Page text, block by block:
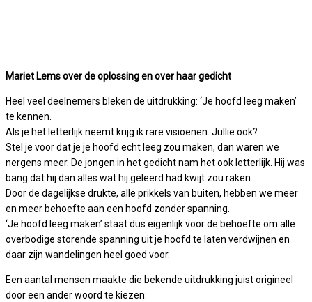
Mariet Lems over de oplossing en over haar gedicht
Heel veel deelnemers bleken de uitdrukking: ‘Je hoofd leeg maken’
te kennen.
Als je het letterlijk neemt krijg ik rare visioenen. Jullie ook?
Stel je voor dat je je hoofd echt leeg zou maken, dan waren we
nergens meer. De jongen in het gedicht nam het ook letterlijk. Hij was
bang dat hij dan alles wat hij geleerd had kwijt zou raken.
Door de dagelijkse drukte, alle prikkels van buiten, hebben we meer
en meer behoefte aan een hoofd zonder spanning.
‘Je hoofd leeg maken’ staat dus eigenlijk voor de behoefte om alle
overbodige storende spanning uit je hoofd te laten verdwijnen en
daar zijn wandelingen heel goed voor.
Een aantal mensen maakte die bekende uitdrukking juist origineel
door een ander woord te kiezen: